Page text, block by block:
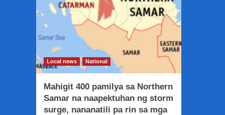
Local news National
Mahigit 400 pamilya sa Northern
Samar na naapektuhan ng storm
surge, nananatili pa rin sa mga